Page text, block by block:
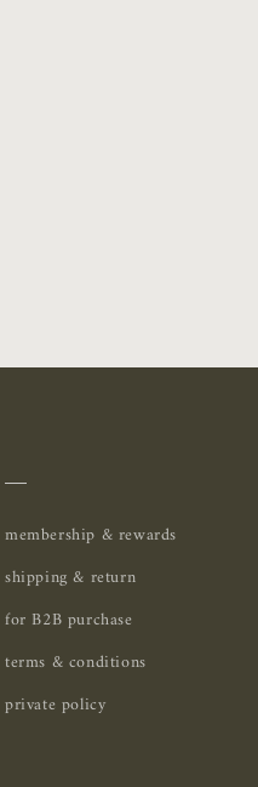
＿
membership & rewards
shipping & return
for B2B purchase
terms & conditions
private policy